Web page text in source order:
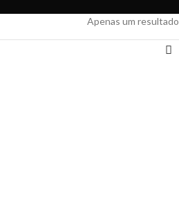
Apenas um resultado